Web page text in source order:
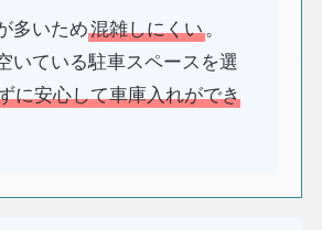
多いため混雑しにくい。
いている駐車スペースを選
に安心して車庫入れができ